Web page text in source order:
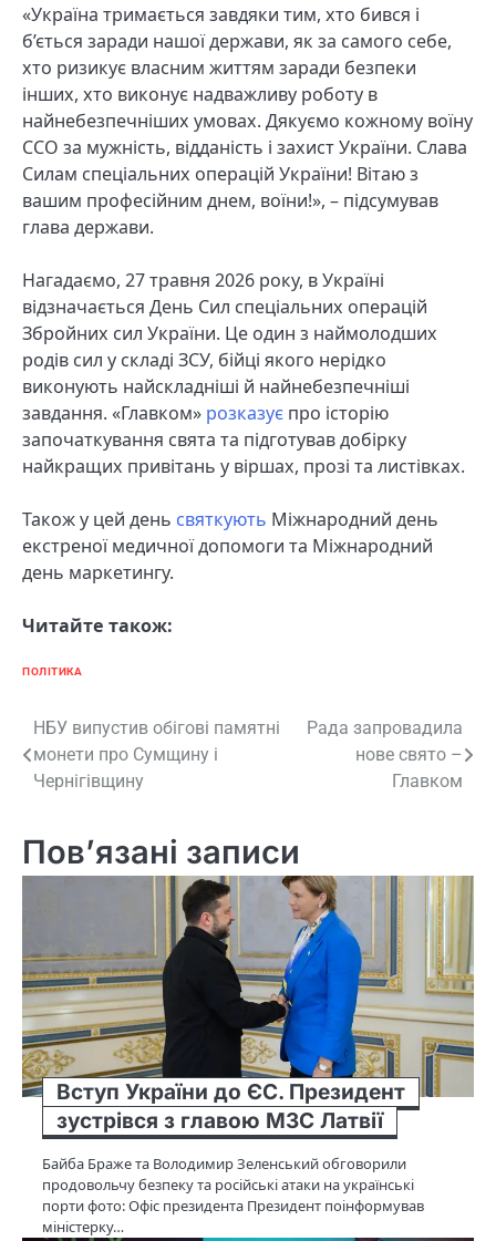
«Україна тримається завдяки тим, хто бився і
б’ється заради нашої держави, як за самого себе,
хто ризикує власним життям заради безпеки
інших, хто виконує надважливу роботу в
найнебезпечніших умовах. Дякуємо кожному воїну
ССО за мужність, відданість і захист України. Слава
Силам спеціальних операцій України! Вітаю з
вашим професійним днем, воїни!», – підсумував
глава держави.
Нагадаємо, 27 травня 2026 року, в Україні
відзначається День Сил спеціальних операцій
Збройних сил України. Це один з наймолодших
родів сил у складі ЗСУ, бійці якого нерідко
виконують найскладніші й найнебезпечніші
завдання. «Главком» розказує про історію
започаткування свята та підготував добірку
найкращих привітань у віршах, прозі та листівках.
Також у цей день святкують Міжнародний день
екстреної медичної допомоги та Міжнародний
день маркетингу.
Читайте також:
ПОЛІТИКА
Навігація
записів
НБУ випустив обігові памятні
монети про Сумщину і
Чернігівщину
Рада запровадила
нове свято –
Главком
Пов’язані записи
Вступ України до ЄС. Президент
зустрівся з главою МЗС Латвії
Байба Браже та Володимир Зеленський обговорили
продовольчу безпеку та російські атаки на українські
порти фото: Офіс президента Президент поінформував
міністерку…